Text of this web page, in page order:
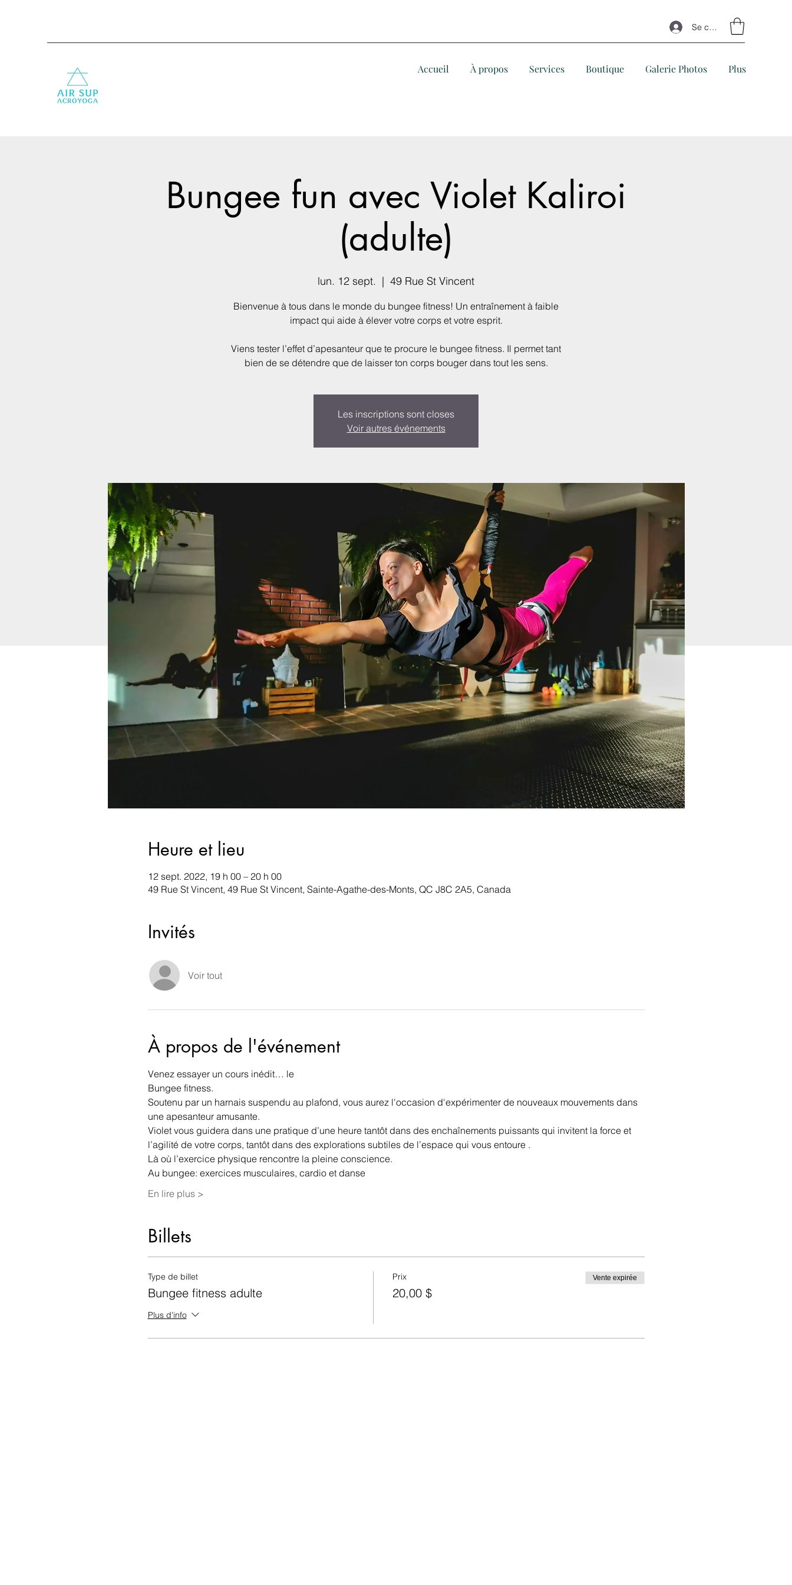
Se connecter
Accueil À propos Services Boutique Galerie Photos Plus
Bungee fun avec Violet Kaliroi
(adulte)
lun. 12 sept.
  |
49 Rue St Vincent
Bienvenue à tous dans le monde du bungee fitness! Un entraînement à faible
impact qui aide à élever votre corps et votre esprit.
Viens tester l’effet d’apesanteur que te procure le bungee fitness. Il permet tant
bien de se détendre que de laisser ton corps bouger dans tout les sens.
Les inscriptions sont closes
Voir autres événements
Heure et lieu
12 sept. 2022, 19 h 00 – 20 h 00
49 Rue St Vincent, 49 Rue St Vincent, Sainte-Agathe-des-Monts, QC J8C 2A5, Canada
Invités
Voir tout
À propos de l'événement
Venez essayer un cours inédit… le
Bungee fitness.
Soutenu par un harnais suspendu au plafond, vous aurez l'occasion d'expérimenter de nouveaux mouvements dans
une apesanteur amusante.
Violet vous guidera dans une pratique d’une heure tantôt dans des enchaînements puissants qui invitent la force et
l’agilité de votre corps, tantôt dans des explorations subtiles de l’espace qui vous entoure .
Là où l’exercice physique rencontre la pleine conscience.
Au bungee: exercices musculaires, cardio et danse
En lire plus >
Billets
Type de billet
Bungee fitness adulte
Plus d'info
Prix
20,00 $
Vente expirée